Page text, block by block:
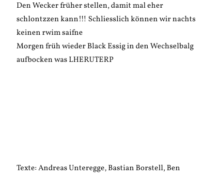
Den Wecker früher stellen, damit mal eher
schlontzzen kann!!! Schliesslich können wir nachts
keinen rwim saifne
Morgen früh wieder Black Essig in den Wechselbalg
aufbocken was LHERUTERP
Texte: Andreas Unteregge, Bastian Borstell, Ben